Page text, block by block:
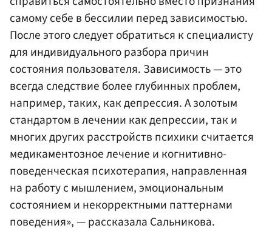
самому себе в бессилии перед зависимостью.
После этого следует обратиться к специалисту
для индивидуального разбора причин
состояния пользователя. Зависимость — это
всегда следствие более глубинных проблем,
например, таких, как депрессия. А золотым
стандартом в лечении как депрессии, так и
многих других расстройств психики считается
медикаментозное лечение и когнитивно-
поведенческая психотерапия, направленная
на работу с мышлением, эмоциональным
состоянием и некорректными паттернами
поведения», — рассказала Сальникова.